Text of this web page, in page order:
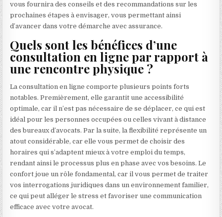
vous fournira des conseils et des recommandations sur les
prochaines étapes à envisager, vous permettant ainsi
d’avancer dans votre démarche avec assurance.
Quels sont les bénéfices d’une
consultation en ligne par rapport à
une rencontre physique ?
La consultation en ligne comporte plusieurs points forts
notables. Premièrement, elle garantit une accessibilité
optimale, car il n’est pas nécessaire de se déplacer, ce qui est
idéal pour les personnes occupées ou celles vivant à distance
des bureaux d’avocats. Par la suite, la flexibilité représente un
atout considérable, car elle vous permet de choisir des
horaires qui s’adaptent mieux à votre emploi du temps,
rendant ainsi le processus plus en phase avec vos besoins. Le
confort joue un rôle fondamental, car il vous permet de traiter
vos interrogations juridiques dans un environnement familier,
ce qui peut alléger le stress et favoriser une communication
efficace avec votre avocat.